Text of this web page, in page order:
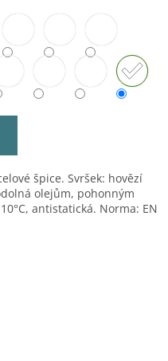
špice. Svršek: hovězí
olejům, pohonným
antistatická. Norma: EN